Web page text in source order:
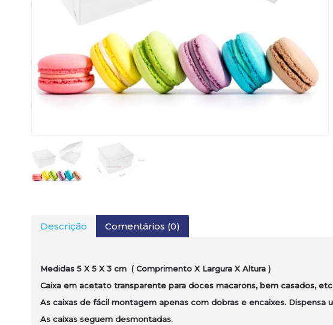
Descrição Comentários (0)
Medidas 5 X 5 X 3 cm ( Comprimento X Largura X Altura )
Caixa em acetato transparente para doces macarons, bem casados, etc
As caixas de fácil montagem apenas com dobras e encaixes. Dispensa
As caixas seguem desmontadas.